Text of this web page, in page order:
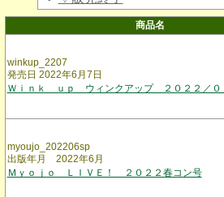
商品名
winkup_2207
発売日 2022年6月7日
Ｗｉｎｋ ｕｐ ウィンクアップ ２０２２／０
myoujo_202206sp
出版年月 2022年6月
Ｍｙｏｊｏ ＬＩＶＥ！ ２０２２春コン号